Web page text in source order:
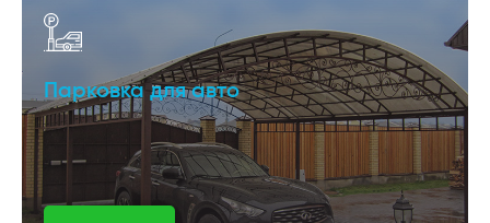
Парковка для авто